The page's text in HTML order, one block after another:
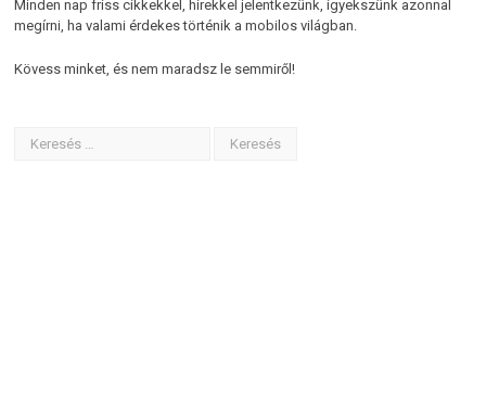
Minden nap friss cikkekkel, hírekkel jelentkezünk, igyekszünk azonnal
megírni, ha valami érdekes történik a mobilos világban.
Kövess minket, és nem maradsz le semmiről!